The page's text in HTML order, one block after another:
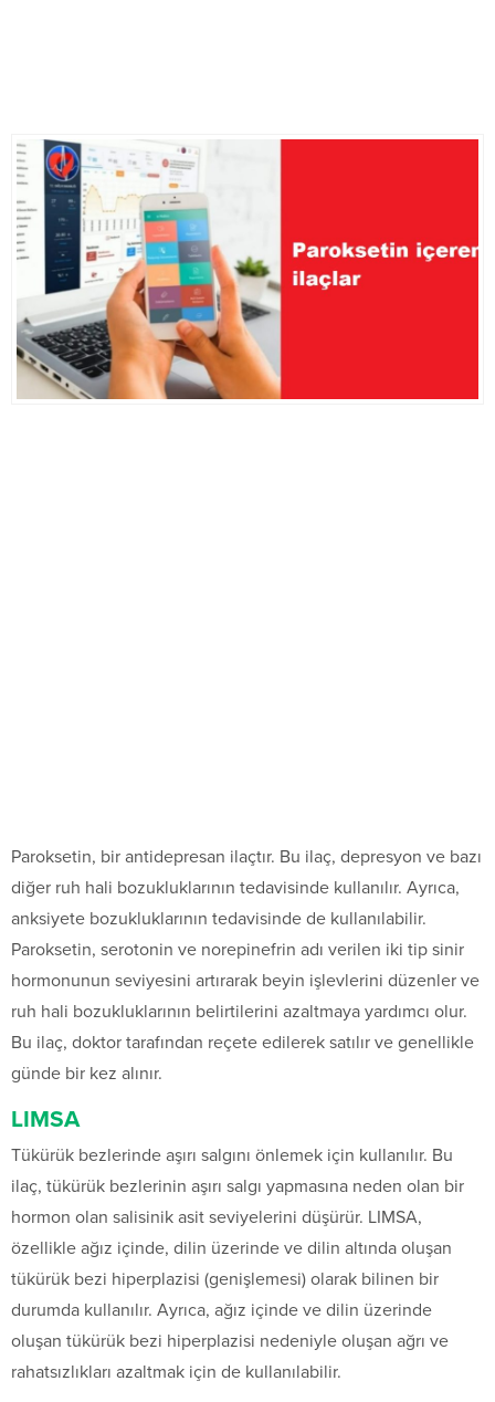
Paroksetin, bir antidepresan ilaçtır. Bu ilaç, depresyon ve bazı
diğer ruh hali bozukluklarının tedavisinde kullanılır. Ayrıca,
anksiyete bozukluklarının tedavisinde de kullanılabilir.
Paroksetin, serotonin ve norepinefrin adı verilen iki tip sinir
hormonunun seviyesini artırarak beyin işlevlerini düzenler ve
ruh hali bozukluklarının belirtilerini azaltmaya yardımcı olur.
Bu ilaç, doktor tarafından reçete edilerek satılır ve genellikle
günde bir kez alınır.
LIMSA
Tükürük bezlerinde aşırı salgını önlemek için kullanılır. Bu
ilaç, tükürük bezlerinin aşırı salgı yapmasına neden olan bir
hormon olan salisinik asit seviyelerini düşürür. LIMSA,
özellikle ağız içinde, dilin üzerinde ve dilin altında oluşan
tükürük bezi hiperplazisi (genişlemesi) olarak bilinen bir
durumda kullanılır. Ayrıca, ağız içinde ve dilin üzerinde
oluşan tükürük bezi hiperplazisi nedeniyle oluşan ağrı ve
rahatsızlıkları azaltmak için de kullanılabilir.